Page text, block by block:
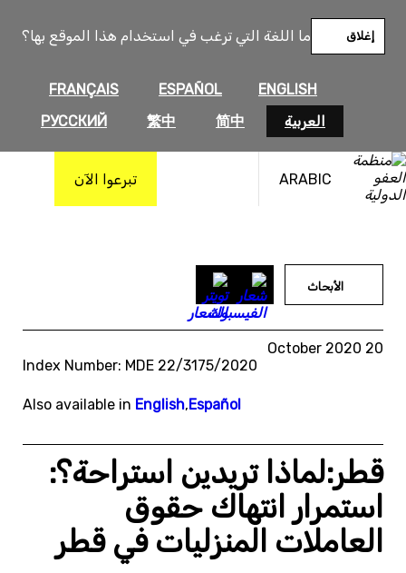
ما اللغة التي ترغب في استخدام هذا الموقع بها؟
ENGLISH
ESPAÑOL
FRANÇAIS
العربية
简中
繁中
РУССКИЙ
إغلاق
ARABIC تبرعوا الآن
المحتوى
الأبحاث
20 October 2020
Index Number: MDE 22/3175/2020
Also available in English,Español
قطر:لماذا تريدين استراحة؟:
استمرار انتهاك حقوق
العاملات المنزليات في قطر